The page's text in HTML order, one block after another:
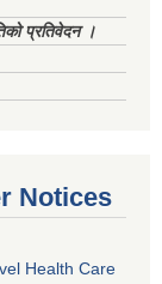
प्रतिवेदन ।
Notices
Health Care